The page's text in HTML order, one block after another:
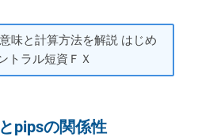
味と計算方法を解説 はじめ
トラル短資ＦＸ
pipsの関係性